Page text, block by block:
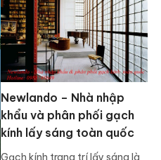
Newlando – Nhà nhập
khẩu và phân phối gạch
kính lấy sáng toàn quốc
Gạch kính trang trí lấy sáng là